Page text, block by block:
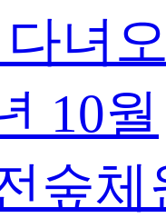
녀
10월
숲